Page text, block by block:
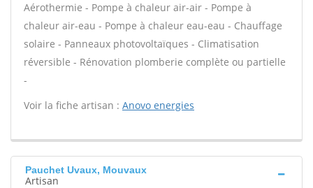
Aérothermie - Pompe à chaleur air-air - Pompe à
chaleur air-eau - Pompe à chaleur eau-eau - Chauffage
solaire - Panneaux photovoltaïques - Climatisation
réversible - Rénovation plomberie complète ou partielle
-
Voir la fiche artisan : Anovo energies
Pauchet Uvaux, Mouvaux
Artisan